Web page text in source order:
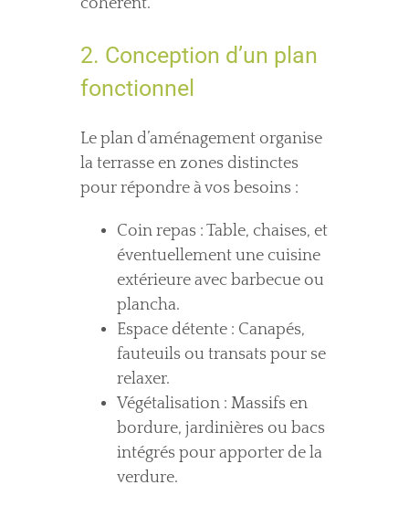
2. Conception d’un plan
fonctionnel
Le plan d’aménagement organise
la terrasse en zones distinctes
pour répondre à vos besoins :
Coin repas : Table, chaises, et
éventuellement une cuisine
extérieure avec barbecue ou
plancha.
Espace détente : Canapés,
fauteuils ou transats pour se
relaxer.
Végétalisation : Massifs en
bordure, jardinières ou bacs
intégrés pour apporter de la
verdure.